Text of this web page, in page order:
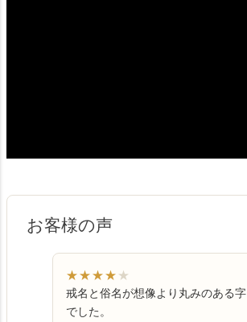
お客様の声
★★★★ ★
戒名と俗名が想像より丸みのある字
でした。